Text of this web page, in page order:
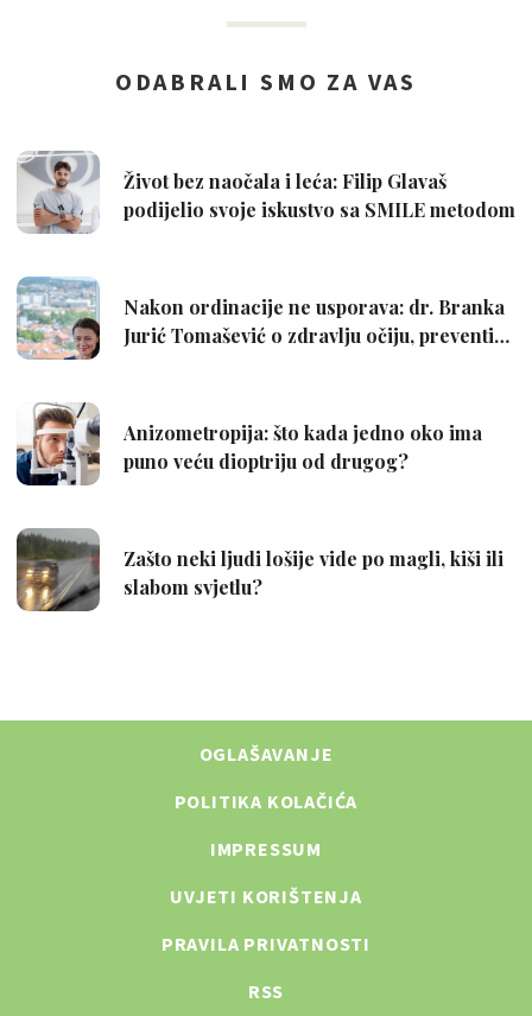
OGLAŠAVANJE
POLITIKA KOLAČIĆA
IMPRESSUM
UVJETI KORIŠTENJA
PRAVILA PRIVATNOSTI
RSS